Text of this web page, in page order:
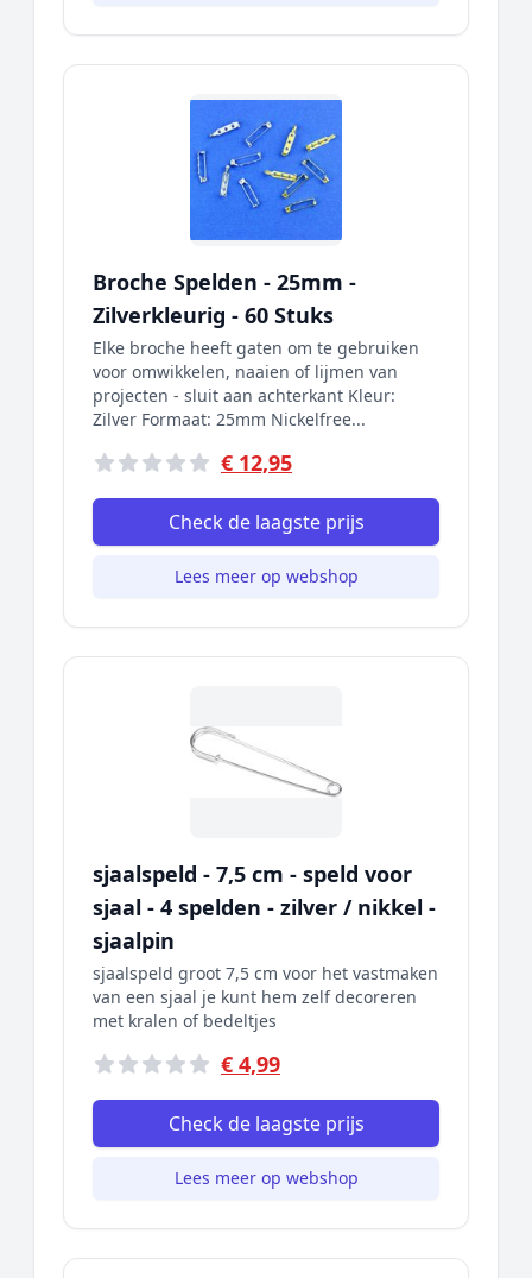
Broche Spelden - 25mm -
Zilverkleurig - 60 Stuks
Elke broche heeft gaten om te gebruiken
voor omwikkelen, naaien of lijmen van
projecten - sluit aan achterkant Kleur:
Zilver Formaat: 25mm Nickelfree...
€ 12,95
Check de laagste prijs
Lees meer op webshop
sjaalspeld - 7,5 cm - speld voor
sjaal - 4 spelden - zilver / nikkel -
sjaalpin
sjaalspeld groot 7,5 cm voor het vastmaken
van een sjaal je kunt hem zelf decoreren
met kralen of bedeltjes
€ 4,99
Check de laagste prijs
Lees meer op webshop